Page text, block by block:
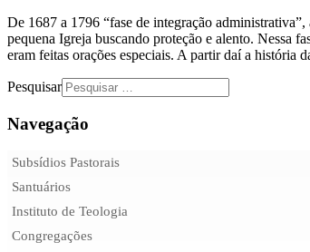
De 1687 a 1796 “fase de integração
pequena Igreja buscando proteção e alento. Nessa
eram feitas orações especiais. A partir daí a história
Pesquisar
Navegação
Subsídios Pastorais
Santuários
Instituto de Teologia
Congregações